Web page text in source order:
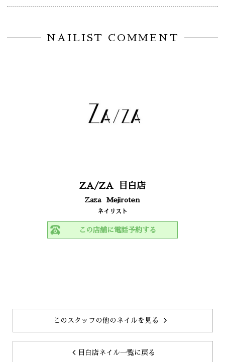
NAILIST COMMENT
ZA/ZA 目白店
Zaza Mejiroten
ネイリスト
この店舗に電話予約する
このスタッフの他のネイルを見る
目白店ネイル一覧に戻る